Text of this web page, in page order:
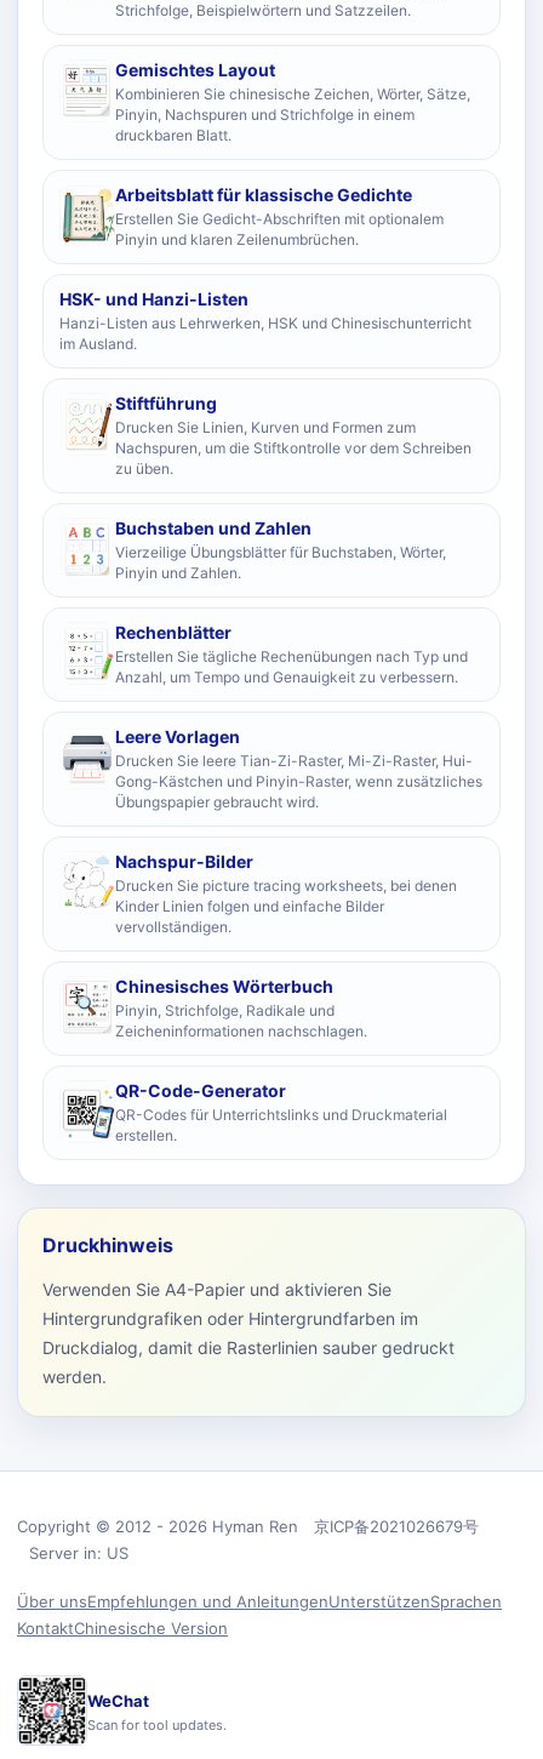
Strichfolge, Beispielwörtern und Satzzeilen.
Gemischtes Layout
Kombinieren Sie chinesische Zeichen, Wörter, Sätze,
Pinyin, Nachspuren und Strichfolge in einem
druckbaren Blatt.
Arbeitsblatt für klassische Gedichte
Erstellen Sie Gedicht-Abschriften mit optionalem
Pinyin und klaren Zeilenumbrüchen.
HSK- und Hanzi-Listen
Hanzi-Listen aus Lehrwerken, HSK und Chinesischunterricht
im Ausland.
Stiftführung
Drucken Sie Linien, Kurven und Formen zum
Nachspuren, um die Stiftkontrolle vor dem Schreiben
zu üben.
Buchstaben und Zahlen
Vierzeilige Übungsblätter für Buchstaben, Wörter,
Pinyin und Zahlen.
Rechenblätter
Erstellen Sie tägliche Rechenübungen nach Typ und
Anzahl, um Tempo und Genauigkeit zu verbessern.
Leere Vorlagen
Drucken Sie leere Tian-Zi-Raster, Mi-Zi-Raster, Hui-
Gong-Kästchen und Pinyin-Raster, wenn zusätzliches
Übungspapier gebraucht wird.
Nachspur-Bilder
Drucken Sie picture tracing worksheets, bei denen
Kinder Linien folgen und einfache Bilder
vervollständigen.
Chinesisches Wörterbuch
Pinyin, Strichfolge, Radikale und
Zeicheninformationen nachschlagen.
QR-Code-Generator
QR-Codes für Unterrichtslinks und Druckmaterial
erstellen.
Druckhinweis
Verwenden Sie A4-Papier und aktivieren Sie
Hintergrundgrafiken oder Hintergrundfarben im
Druckdialog, damit die Rasterlinien sauber gedruckt
werden.
Copyright © 2012 - 2026 Hyman Ren 京ICP备2021026679号
Server in: US
Über unsEmpfehlungen und AnleitungenUnterstützenSprachen
KontaktChinesische Version
WeChat
Scan for tool updates.